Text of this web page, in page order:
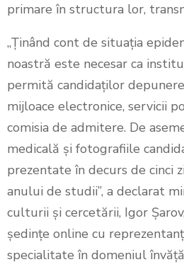
primare în structura lor,
„Ținând cont de situația
noastră este necesar ca
permită candidaților
mijloace electronice, servicii
comisia de admitere. De
medicală și fotografiile
prezentate în decurs de cinci
anului de studii”, a declarat
culturii și cercetării, Igor
ședințe online cu
specialitate în domeniul